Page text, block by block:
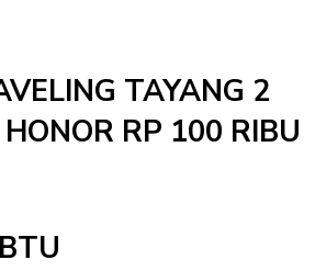
TAYANG 2
RP 100 RIBU